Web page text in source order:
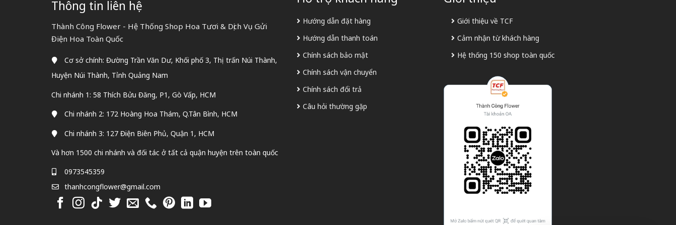
Thông tin liên hệ
Thành Công Flower - Hệ Thống Shop Hoa Tươi & Dịch Vụ Gửi
Điện Hoa Toàn Quốc
Cơ sở chính: Đường Trần Văn Dư, Khối phố 3, Thị trấn Núi Thành,
Huyện Núi Thành, Tỉnh Quảng Nam
Chi nhánh 1: 58 Thích Bửu Đăng, P1, Gò Vấp, HCM
Chi nhánh 2: 172 Hoàng Hoa Thám, Q.Tân Bình, HCM
Chi nhánh 3: 127 Điện Biên Phủ, Quận 1, HCM
Và hơn 1500 chi nhánh và đối tác ở tất cả quận huyện trên toàn quốc
0973545359
thanhcongflower@gmail.com
Hướng dẫn đặt hàng
Hướng dẫn thanh toán
Chính sách bảo mật
Chính sách vận chuyển
Chính sách đổi trả
Câu hỏi thường gặp
Giới thiệu về TCF
Cảm nhận từ khách hàng
Hệ thống 150 shop toàn quốc